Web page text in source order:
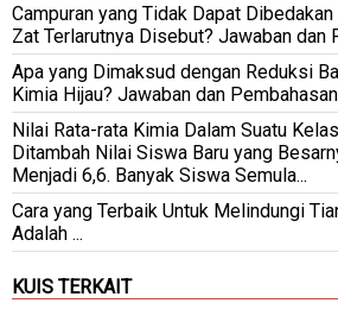
Campuran yang Tidak Dapat
Zat Terlarutnya Disebut? Jawaban dan
Apa yang Dimaksud dengan Reduksi
Kimia Hijau? Jawaban dan Pembahasan
Nilai Rata-rata Kimia Dalam Suatu
Ditambah Nilai Siswa Baru yang
Menjadi 6,6. Banyak Siswa Semula...
Cara yang Terbaik Untuk Melindungi
Adalah ...
KUIS TERKAIT